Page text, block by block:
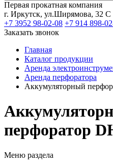
Первая прокатная компания
г. Иркутск, ул.Ширямова, 32 С
+7 3952 98-02-08 +7 914 898-
Заказать звонок
Главная
Каталог продукции
Аренда
Аренда перфоратора
Аккумуляторный
перфоратор
Меню раздела